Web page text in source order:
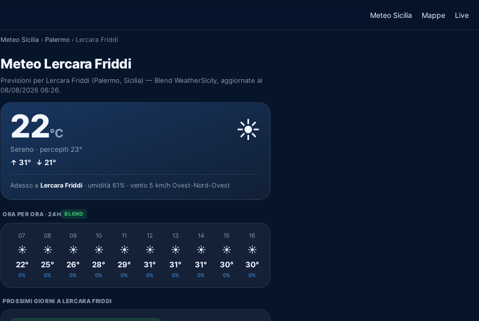
Meteo Sicilia Mappe Live
Meteo Sicilia › Palermo › Lercara Friddi
Meteo Lercara Friddi
Previsioni per Lercara Friddi (Palermo, Sicilia) — Blend WeatherSicily, aggiornate al
08/08/2026 06:26.
22°C
Sereno · percepiti 23°
↑ 31° ↓ 21°
☀️
Adesso a Lercara Friddi · umidità 61% · vento 5 km/h Ovest-Nord-Ovest
ORA PER ORA · 24H BLEND
07
☀️
22°
0%
08
☀️
25°
0%
09
☀️
26°
0%
10
☀️
28°
0%
11
☀️
29°
0%
12
☀️
31°
0%
13
☀️
31°
0%
14
☀️
31°
0%
15
☀️
30°
0%
16
☀️
30°
0%
PROSSIMI GIORNI A LERCARA FRIDDI